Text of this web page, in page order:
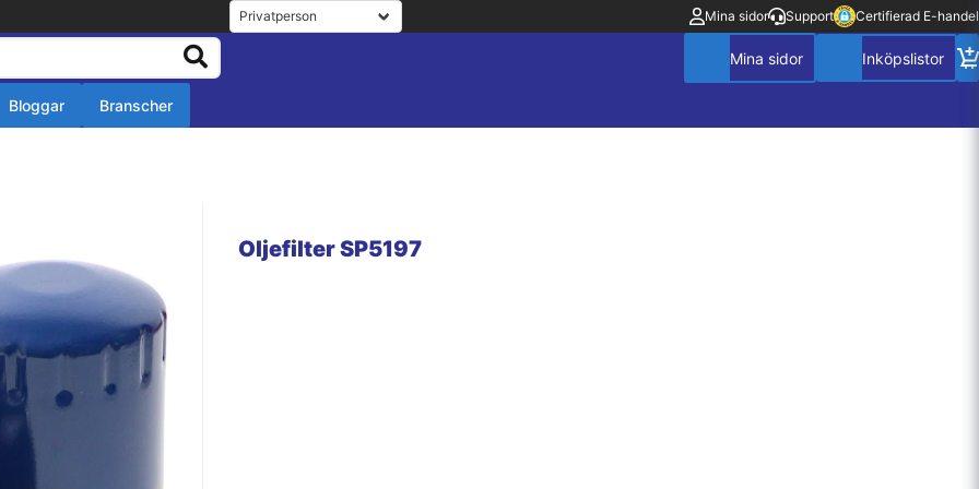
Mina sidor Support Certifierad E-handel
Bloggar Branscher
Oljefilter SP5197